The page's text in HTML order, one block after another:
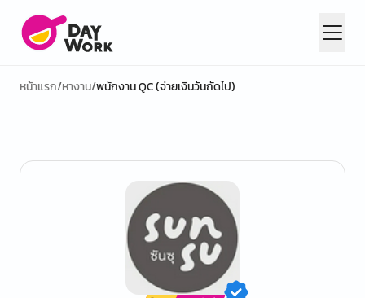
หน้าแรก/หางาน/พนักงาน QC (จ่ายเงินวันถัดไป)